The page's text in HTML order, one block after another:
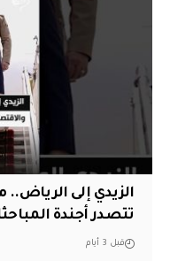
الزيدي إلى الرياض..
تتصدر أجندة
قبل 3 أيام